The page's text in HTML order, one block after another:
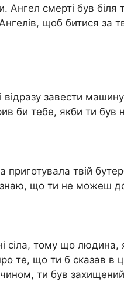
смерті був біля
щоб битися за
відразу завести
би тебе, якби ти був
твій
що ти не можеш
сіла, тому що людина,
те, що ти б сказав в
ти був захищений